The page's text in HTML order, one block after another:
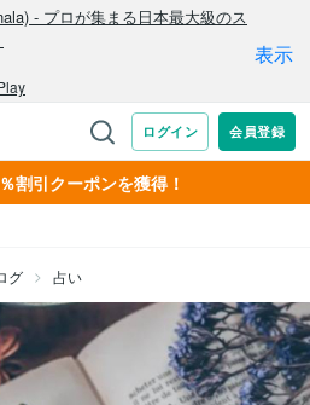
割引クーポンを獲得！
グ 占い